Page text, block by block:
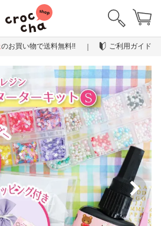
のお買い物で送料無料!! ご利用ガイド